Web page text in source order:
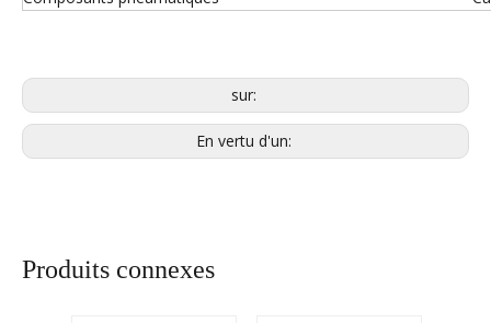
sur:
En vertu d'un:
Produits connexes